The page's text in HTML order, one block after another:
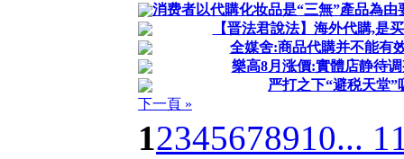
消费者以代購化妆品是“三無”產品為
【晋法君說法】海外代購,是
全媒舍:商品代購并不能有
樂高8月涨價:實體店静待
严打之下“避税天堂”
下一頁 »
12345678910...